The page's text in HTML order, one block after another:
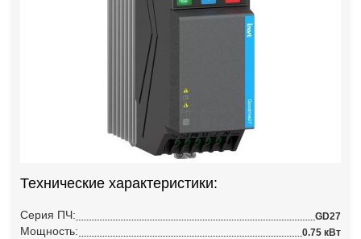
Технические характеристики:
Серия ПЧ: GD27
Мощность: 0.75 кВт